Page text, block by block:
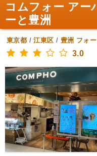
コムフォー アー
ーと豊洲
東京都 /江東区 / 豊洲 フォ
3.0